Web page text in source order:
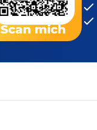
Scan mich